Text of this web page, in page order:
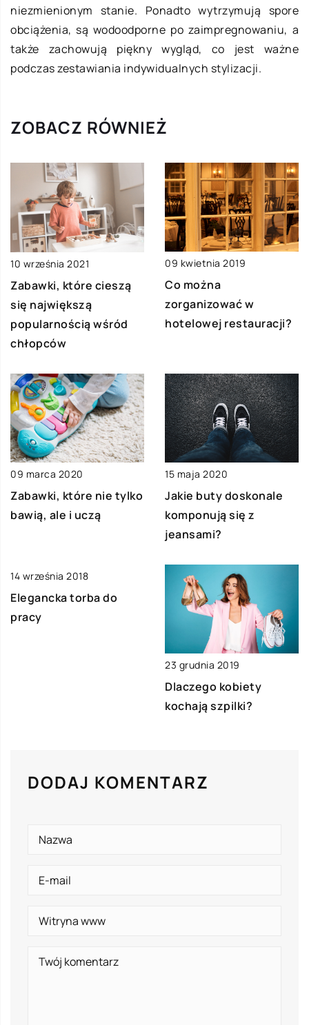
niezmienionym stanie. Ponadto wytrzymują spore
obciążenia, są wodoodporne po zaimpregnowaniu, a
także zachowują piękny wygląd, co jest ważne
podczas zestawiania indywidualnych stylizacji.
ZOBACZ RÓWNIEŻ
10 września 2021
Zabawki, które cieszą
się największą
popularnością wśród
chłopców
09 kwietnia 2019
Co można
zorganizować w
hotelowej restauracji?
09 marca 2020
Zabawki, które nie tylko
bawią, ale i uczą
15 maja 2020
Jakie buty doskonale
komponują się z
jeansami?
14 września 2018
Elegancka torba do
pracy
23 grudnia 2019
Dlaczego kobiety
kochają szpilki?
DODAJ KOMENTARZ